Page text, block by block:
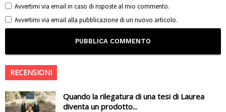
Avvertimi via email in caso di risposte al mio commento.
Avvertimi via email alla pubblicazione di un nuovo articolo.
RECENSIONI
Quando la rilegatura di una tesi di Laurea
diventa un prodotto...